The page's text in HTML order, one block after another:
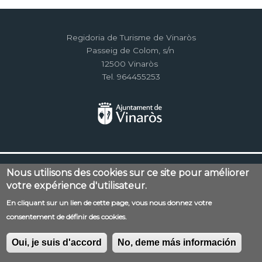
Regidoria de Turisme de Vinaròs
Passeig de Colom, s/n
12500 Vinaròs
Tel. 964455253
Menú
al
pie
Contacto
Aviso legal
Política de privacidad
RSS
Nous utilisons des cookies sur ce site pour améliorer
votre expérience d'utilisateur.
En cliquant sur un lien de cette page, vous nous donnez votre
consentement de définir des cookies.
Oui, je suis d'accord No, deme más información